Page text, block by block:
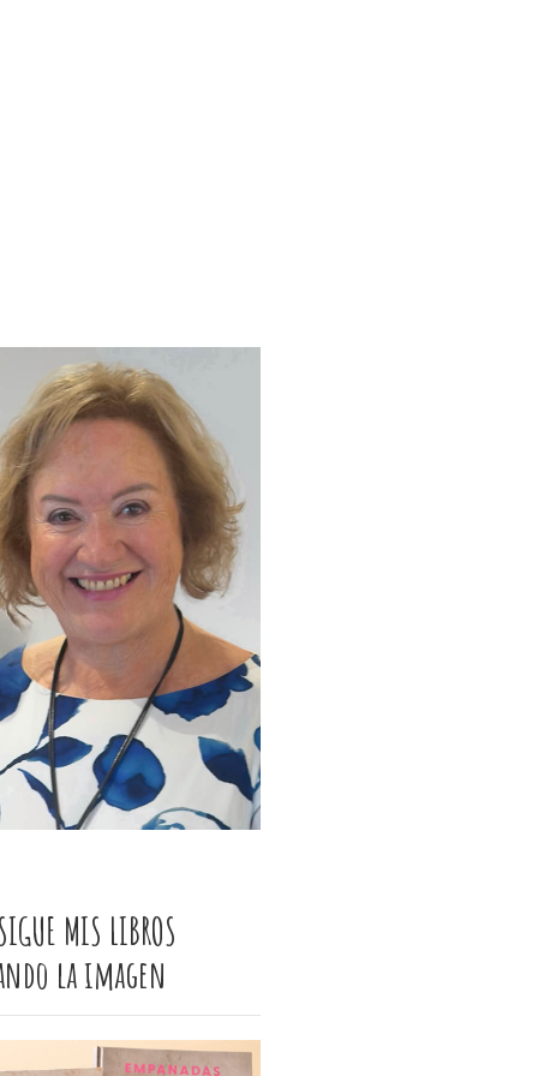
MIS LIBROS
la imagen